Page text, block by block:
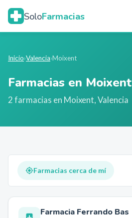
SoloFarmacias
Inicio›Valencia›Moixent
Farmacias en Moixent
2farmacias en Moixent,Valencia
Farmacias cerca de mí
Farmacia Ferrando Bas